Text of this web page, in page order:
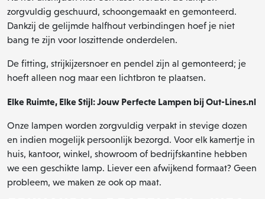
zorgvuldig geschuurd, schoongemaakt en gemonteerd.
Dankzij de gelijmde halfhout verbindingen hoef je niet
bang te zijn voor loszittende onderdelen.
De fitting, strijkijzersnoer en pendel zijn al gemonteerd; je
hoeft alleen nog maar een lichtbron te plaatsen.
Elke Ruimte, Elke Stijl: Jouw Perfecte Lampen bij Out-Lines.nl
Onze lampen worden zorgvuldig verpakt in stevige dozen
en indien mogelijk persoonlijk bezorgd. Voor elk kamertje in
huis, kantoor, winkel, showroom of bedrijfskantine hebben
we een geschikte lamp. Liever een afwijkend formaat? Geen
probleem, we maken ze ook op maat.